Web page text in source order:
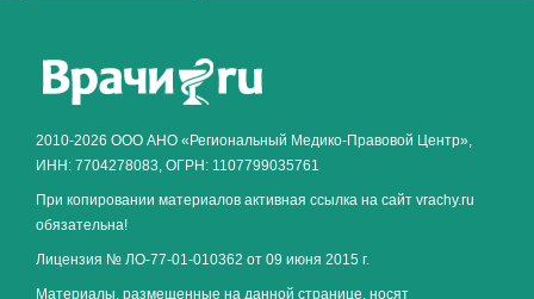
2010-2026 ООО АНО «Региональный Медико-Правовой Центр»,
ИНН: 7704278083, ОГРН: 1107799035761
При копировании материалов активная ссылка на сайт vrachy.ru
обязательна!
Лицензия № ЛО-77-01-010362 от 09 июня 2015 г.
Материалы, размещенные на данной странице, носят